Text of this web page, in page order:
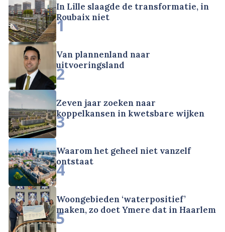
In Lille slaagde de transformatie, in
Roubaix niet
1
Van plannenland naar
uitvoeringsland
2
Zeven jaar zoeken naar
koppelkansen in kwetsbare wijken
3
Waarom het geheel niet vanzelf
ontstaat
4
Woongebieden ‘waterpositief’
maken, zo doet Ymere dat in Haarlem
5